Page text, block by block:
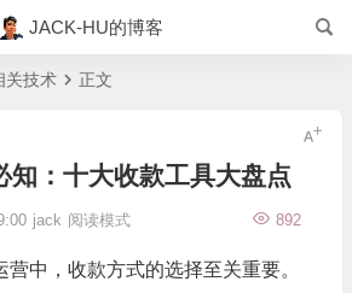
JACK-HU的博客
关技术 正文
知：十大收款工具大盘点
jack 892
阅读模式
中，收款方式的选择至关重要。